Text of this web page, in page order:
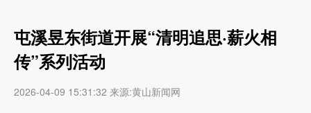
屯溪昱东街道开展“清明追思·薪火相
传”系列活动
2026-04-09 15:31:32 来源:黄山新闻网